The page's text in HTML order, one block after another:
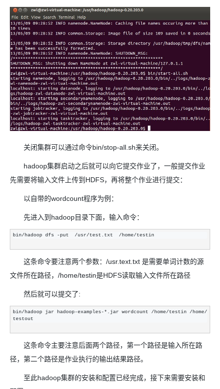
关闭集群可以通过命令bin/stop-all.sh来关闭。
hadoop集群启动之后就可以向它提交作业了，一般提交作业
先需要将输入文件上传到HDFS，再将整个作业进行提交：
以自带的wordcount程序为例：
先进入到hadoop目录下面，输入命令：
bin/hadoop dfs -put  /usr/test.txt  /home/testin
这条命令要注意两个参数：/usr.text.txt 是需要单词计数的源
文件所在路径，/home/testin是HDFS读取输入文件所在路径
然后就可以提交了:
bin/hadoop jar hadoop-examples-*.jar wordcount /home/testin /home/
testout
这条命令主要注意后面两个路径，第一个路径是输入所在路
径，第二个路径是作业执行的输出结果路径。
至此hadoop集群的安装和配置已经完成，接下来需要安装和